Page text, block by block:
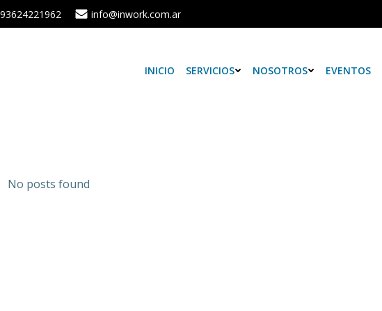
info@inwork.com.ar
INICIO SERVICIOS NOSOTROS EVENTOS
No posts found